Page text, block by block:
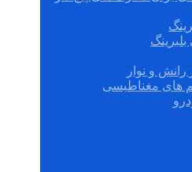
و نوار
های مغناطیسی